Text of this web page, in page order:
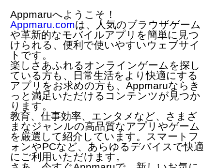
Appmaruへようこそ！
Appmaru.comは、人気のブラウザゲーム
や革新的なモバイルアプリ を簡単に見つ
けられる、便利で使いやすいウェブサイ
トです。
楽しさあふれるオンラインゲームを探し
ている方も、日常生活をより快適にする
アプリをお求めの方も、Appmaruならき
っと満足いただけるコンテンツが見つか
ります。
教育、仕事効率、エンタメなど、さまざ
まなジャンルの高品質なアプリやゲーム
を厳選して紹介しています。スマートフ
ォンやPCなど、あらゆるデバイスで快適
にご利用いただけます。